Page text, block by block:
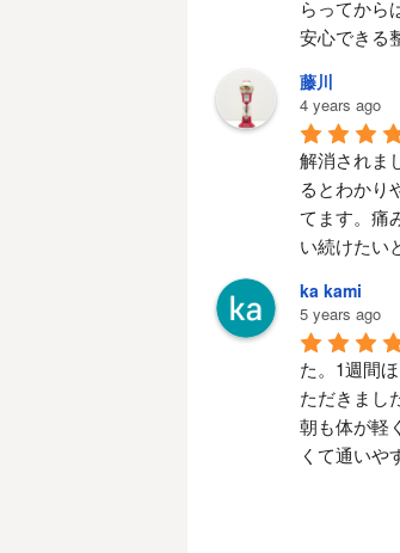
らってから
安心できる
藤川
4 years ago
解消されま
るとわかり
てます。痛
い続けたい
ka kami
5 years ago
た。1週間
ただきまし
朝も体が軽
くて通いや